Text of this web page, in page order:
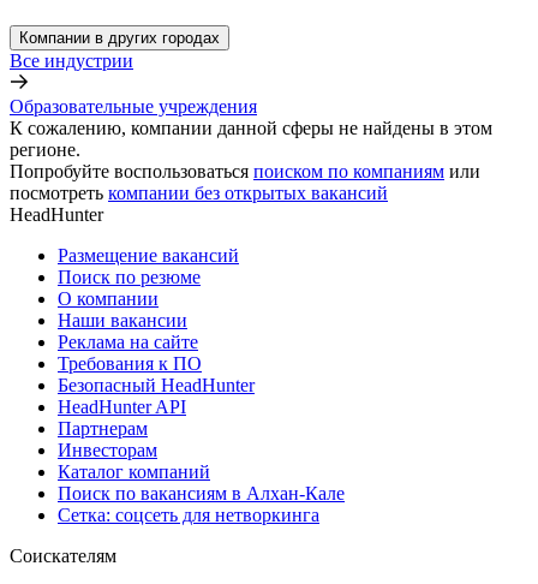
Компании в других городах
Все индустрии
Образовательные учреждения
К сожалению, компании данной сферы не найдены в этом
регионе.
Попробуйте воспользоваться поиском по компаниям или
посмотреть компании без открытых вакансий
HeadHunter
Размещение вакансий
Поиск по резюме
О компании
Наши вакансии
Реклама на сайте
Требования к ПО
Безопасный HeadHunter
HeadHunter API
Партнерам
Инвесторам
Каталог компаний
Поиск по вакансиям в Алхан-Кале
Сетка: соцсеть для нетворкинга
Соискателям